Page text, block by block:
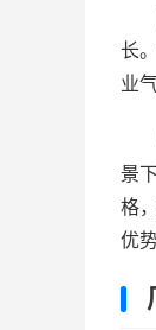
长
业
景
格
优